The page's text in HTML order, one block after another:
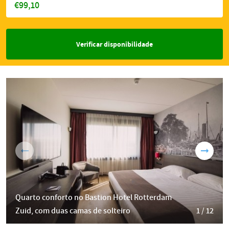
€99,10
Verificar disponibilidade
Quarto conforto no Bastion Hotel Rotterdam
Zuid, com duas camas de solteiro
1 / 12